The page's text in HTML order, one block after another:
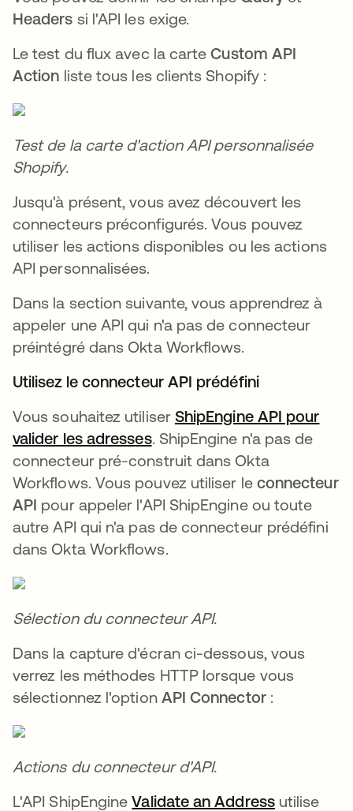
Headers si l'API les exige.
Le test du flux avec la carteCustom API
Action liste tous les clients Shopify :
Test de la carte d'action API personnalisée
Shopify.
Jusqu'à présent, vous avez découvert les
connecteurs préconfigurés. Vous pouvez
utiliser les actions disponibles ou les actions
API personnalisées.
Dans la section suivante, vous apprendrez à
appeler une API qui n'a pas de connecteur
préintégré dans Okta Workflows.
Utilisez le connecteur API prédéfini
Vous souhaitez utiliser ShipEngine API pour
valider les adressess’ouvre dans un nouvel
. ShipEngine n'a pas de
connecteur pré-construit dans Okta
Workflows. Vous pouvez utiliser le connecteur
API pour appeler l'API ShipEngine ou toute
autre API qui n'a pas de connecteur prédéfini
dans Okta Workflows.
Sélection du connecteur API.
Dans la capture d'écran ci-dessous, vous
verrez les méthodes HTTP lorsque vous
sélectionnez l'option API Connector:
Actions du connecteur d'API.
L'API ShipEngineValidate an Addressutilise